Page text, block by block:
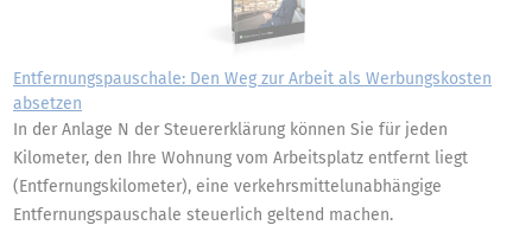
Entfernungspauschale: Den Weg zur Arbeit als Werbungskosten
absetzen
In der Anlage N der Steuererklärung können Sie für jeden
Kilometer, den Ihre Wohnung vom Arbeitsplatz entfernt liegt
(Entfernungskilometer), eine verkehrsmittelunabhängige
Entfernungspauschale steuerlich geltend machen.